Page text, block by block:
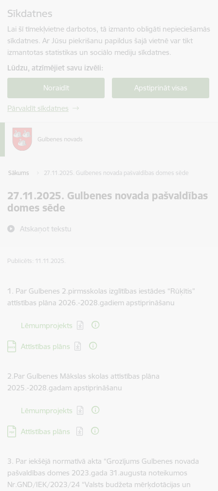
Sīkdatnes
Lai šī tīmekļvietne darbotos, tā izmanto obligāti nepieciešamās
sīkdatnes. Ar Jūsu piekrišanu papildus šajā vietnē var tikt
izmantotas statistikas un sociālo mediju sīkdatnes.
Lūdzu, atzīmējiet savu izvēli:
Noraidīt Apstiprināt visas
Pārvaldīt sīkdatnes
Sākums 27.11.2025. Gulbenes novada pašvaldības domes sēde
27.11.2025. Gulbenes novada pašvaldības
domes sēde
Atskaņot tekstu
Publicēts: 11.11.2025.
1. Par Gulbenes 2.pirmsskolas izglītības iestādes “Rūķītis”
attīstības plāna 2026.-2028.gadiem apstiprināšanu
Lejupielādēt:
Lēmumprojekts
Lejupielādēt:
Attīstības plāns
2.Par Gulbenes Mākslas skolas attīstības plāna
2025.-2028.gadam apstiprināšanu
Lejupielādēt:
Lēmumprojekts
Lejupielādēt:
Attīstības plāns
3. Par iekšējā normatīvā akta “Grozījums Gulbenes novada
pašvaldības domes 2023.gada 31.augusta noteikumos
Nr.GND/IEK/2023/24 “Valsts budžeta mērķdotācijas un